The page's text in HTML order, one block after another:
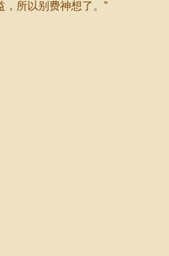
所以别费神想了。”